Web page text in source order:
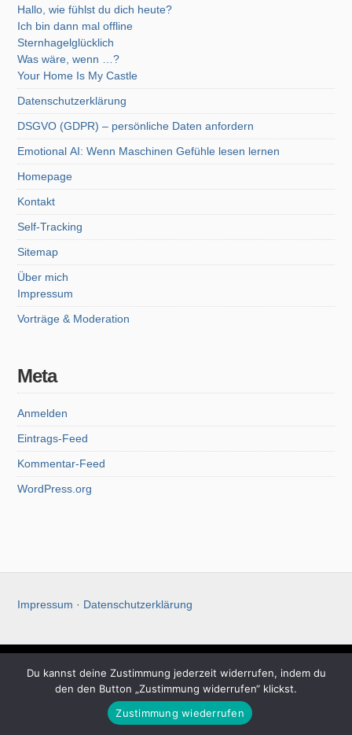
Hallo, wie fühlst du dich heute?
Ich bin dann mal offline
Sternhagelglücklich
Was wäre, wenn …?
Your Home Is My Castle
Datenschutzerklärung
DSGVO (GDPR) – persönliche Daten anfordern
Emotional AI: Wenn Maschinen Gefühle lesen lernen
Homepage
Kontakt
Self-Tracking
Sitemap
Über mich
Impressum
Vorträge & Moderation
Meta
Anmelden
Eintrags-Feed
Kommentar-Feed
WordPress.org
Impressum · Datenschutzerklärung
Christoph Koch
© 2026 Christoph Koch. All rights reserved. Theme by Solostream
Du kannst deine Zustimmung jederzeit widerrufen, indem du
den den Button „Zustimmung widerrufen“ klickst.
Zustimmung wiederrufen